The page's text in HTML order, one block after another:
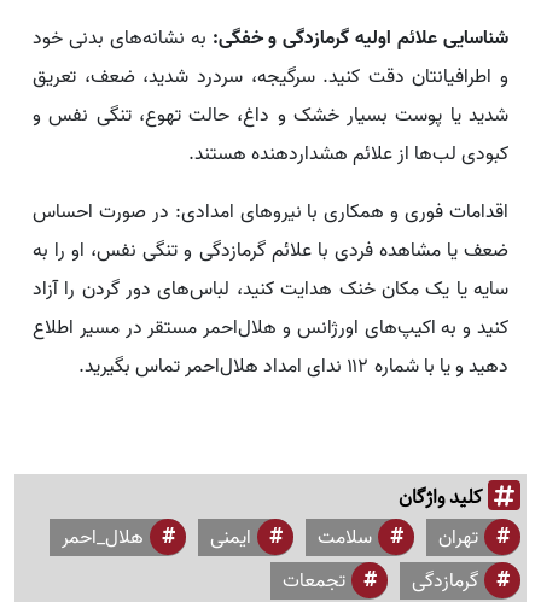
شناسایی علائم اولیه گرمازدگی و خفگی: به نشانه‌های بدنی خود
و اطرافیانتان دقت کنید. سرگیجه، سردرد شدید، ضعف، تعریق
شدید یا پوست بسیار خشک و داغ، حالت تهوع، تنگی نفس و
کبودی لب‌ها از علائم هشداردهنده هستند.
اقدامات فوری و همکاری با نیروهای امدادی: در صورت احساس
ضعف یا مشاهده فردی با علائم گرمازدگی و تنگی نفس، او را به
سایه یا یک مکان خنک هدایت کنید، لباس‌های دور گردن را آزاد
کنید و به اکیپ‌های اورژانس و هلال‌احمر مستقر در مسیر اطلاع
دهید و یا با شماره ۱۱۲ ندای امداد هلال‌احمر تماس بگیرید.
کلید واژگان
تهران سلامت ایمنی
هلال_احمر
گرمازدگی
تجمعات